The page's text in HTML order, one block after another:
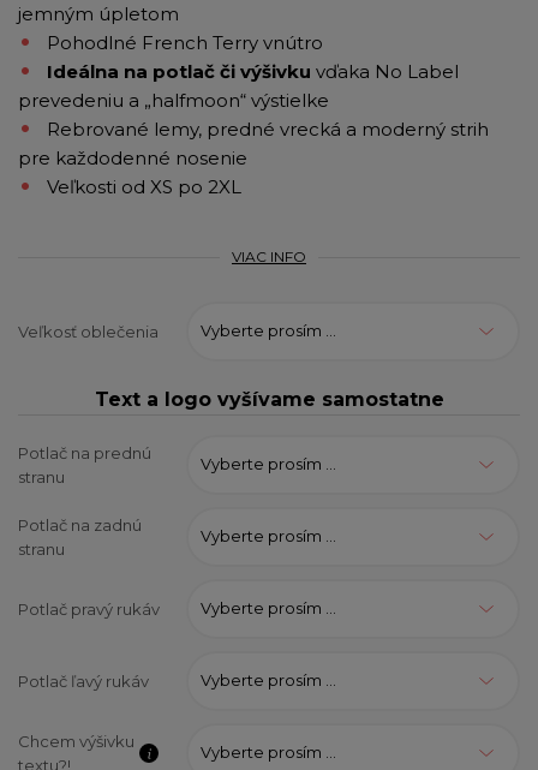
jemným úpletom
Pohodlné French Terry vnútro
Ideálna na potlač či výšivku vďaka No Label
prevedeniu a „halfmoon“ výstielke
Rebrované lemy, predné vrecká a moderný strih
pre každodenné nosenie
Veľkosti od XS po 2XL
VIAC INFO
Veľkosť oblečenia Vyberte prosím ...
Text a logo vyšívame samostatne
Potlač na prednú
stranu
Vyberte prosím ...
Potlač na zadnú
stranu
Vyberte prosím ...
Potlač pravý rukáv Vyberte prosím ...
Potlač ľavý rukáv Vyberte prosím ...
Chcem výšivku
textu?!
Vyberte prosím ...